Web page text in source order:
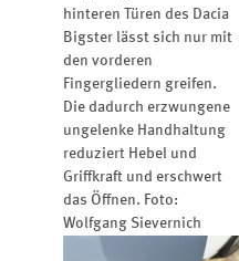
hinteren Türen des Dacia
Bigster lässt sich nur mit
den vorderen
Fingergliedern greifen.
Die dadurch erzwungene
ungelenke Handhaltung
reduziert Hebel und
Griffkraft und erschwert
das Öffnen. Foto:
Wolfgang Sievernich